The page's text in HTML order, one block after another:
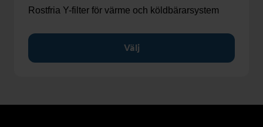
Rostfria Y-filter för värme och köldbärarsystem
Välj